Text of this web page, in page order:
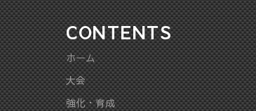
CONTENTS
ホーム
大会
強化・育成